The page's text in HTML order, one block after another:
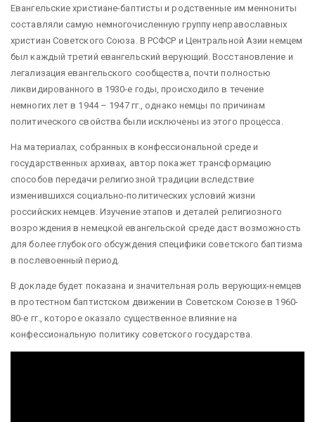
Евангельские христиане-баптисты и родственные им меннониты
составляли самую немногочисленную группу неправославных
христиан Советского Союза. В РСФСР и Центральной Азии немцем
был каждый третий евангельский верующий. Восстановление и
легализация евангельского сообщества, почти полностью
ликвидированного в 1930-е годы, происходило в течение
немногих лет в 1944 – 1947 гг., однако немцы по причинам
политического свойства были исключены из этого процесса.
На материалах, собранных в конфессиональной среде и
государственных архивах, автор покажет трансформацию
способов передачи религиозной традиции вследствие
изменившихся социально-политических условий жизни
российских немцев. Изучение этапов и деталей религиозного
возрождения в немецкой евангельской среде даст возможность
для более глубокого обсуждения специфики советского баптизма
в послевоенный период.
В докладе будет показана и значительная роль верующих-немцев
в протестном баптистском движении в Советском Союзе в 1960-
80-е гг., которое оказало существенное влияние на
конфессиональную политику советского государства.